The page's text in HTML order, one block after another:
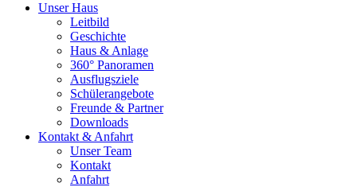
Unser Haus
Leitbild
Geschichte
Haus & Anlage
360° Panoramen
Ausflugsziele
Schülerangebote
Freunde & Partner
Downloads
Kontakt & Anfahrt
Unser Team
Kontakt
Anfahrt